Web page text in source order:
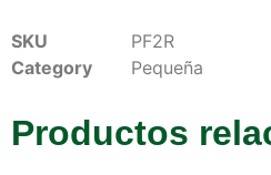
SKU
PF2R
Category
Pequeña
Productos